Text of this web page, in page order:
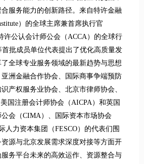
服务能力的创新路径。来自特许金融
）的全球主席兼首席执行官
许公认会计师公会（ACCA）的全球行
首批成员单位代表提出了优化高质量发
全球专业服务领域的最新趋势与思想
洲金融合作协会、国际商事争端预防
产权服务业协会、北京市律师协会、
国注册会计师协会（AICPA）和英国
会（CIMA）、国际资本市场协会
人力资本集团（FESCO）的代表们围
源与北京发展需求深度对接等方面开
务平台未来的高效运作、资源整合与